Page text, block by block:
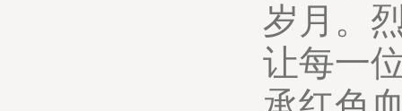
岁月。
让每一